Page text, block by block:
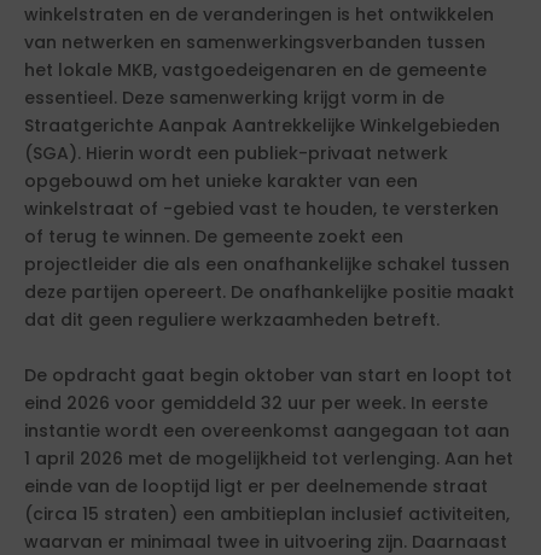
winkelstraten en de veranderingen is het ontwikkelen
van netwerken en samenwerkingsverbanden tussen
het lokale MKB, vastgoedeigenaren en de gemeente
essentieel. Deze samenwerking krijgt vorm in de
Straatgerichte Aanpak Aantrekkelijke Winkelgebieden
(SGA). Hierin wordt een publiek-privaat netwerk
opgebouwd om het unieke karakter van een
winkelstraat of -gebied vast te houden, te versterken
of terug te winnen. De gemeente zoekt een
projectleider die als een onafhankelijke schakel tussen
deze partijen opereert. De onafhankelijke positie maakt
dat dit geen reguliere werkzaamheden betreft.
De opdracht gaat begin oktober van start en loopt tot
eind 2026 voor gemiddeld 32 uur per week. In eerste
instantie wordt een overeenkomst aangegaan tot aan
1 april 2026 met de mogelijkheid tot verlenging. Aan het
einde van de looptijd ligt er per deelnemende straat
(circa 15 straten) een ambitieplan inclusief activiteiten,
waarvan er minimaal twee in uitvoering zijn. Daarnaast